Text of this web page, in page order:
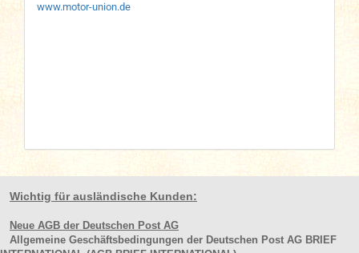
www.motor-union.de
Wichtig für ausländische Kunden:
Neue AGB der Deutschen Post AG
Allgemeine Geschäftsbedingungen der Deutschen Post AG BRIEF